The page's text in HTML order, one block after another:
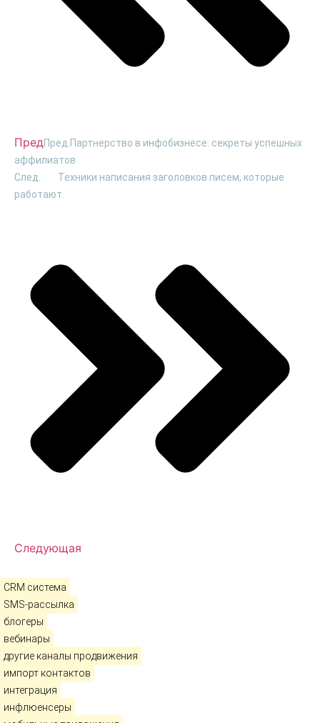
ПредПред. Партнерство в инфобизнесе: секреты успешных
аффилиатов
След.
Техники написания заголовков писем, которые
работают.
Следующая
CRM система
SMS-рассылка
блогеры
вебинары
другие каналы продвижения
импорт контактов
интеграция
инфлюенсеры